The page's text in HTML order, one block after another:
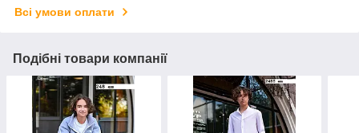
Всі умови оплати
Подібні товари компанії